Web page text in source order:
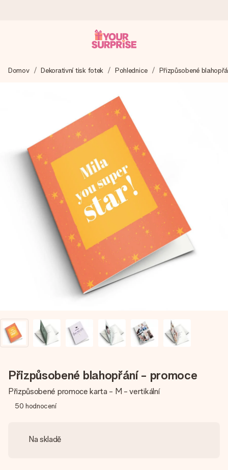
Váš dárek vytvoříme s láskou a bleskově odešleme –
4,8 (na základě +15 000 recenzí)
Naše dárky inspirují. Zákazníci nás na Google Reviews
hodnotí známkou 4,8.
Přáníčko zdarma
Vytvořte něco jedinečného během několika kroků – s jejím
jménem, vaší fotografií nebo vzkazem, který doopravdy
zahřeje u srdce. Žádné zbytečné složitosti, jen spousta
lásky pro daný okamžik.
Domov Dekorativní tisk fotek Pohlednice Přizpůsobené
Přizpůsobené blahopřání - promoce
Přizpůsobené promoce karta - M - vertikální
50 hodnocení
Na skladě